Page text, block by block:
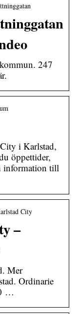
247
i Karlstad,
öppettider,
information till
City
–
Mer
Ordinarie
…